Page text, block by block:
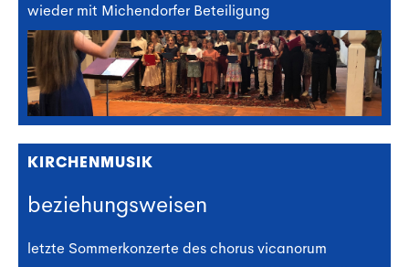
wieder mit Michendorfer Beteiligung
KIRCHENMUSIK
beziehungsweisen
letzte Sommerkonzerte des chorus vicanorum